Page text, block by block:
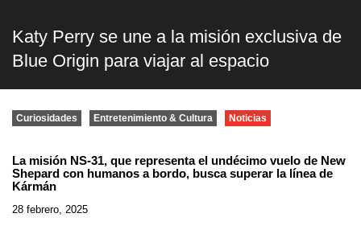
Katy Perry se une a la misión exclusiva de
Blue Origin para viajar al espacio
Curiosidades Entretenimiento & Cultura Noticias
La misión NS-31, que representa el undécimo vuelo de New
Shepard con humanos a bordo, busca superar la línea de
Kármán
28 febrero, 2025